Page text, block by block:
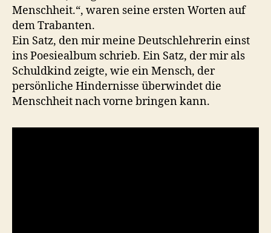
Menschheit.“, waren seine ersten Worten auf
dem Trabanten.
Ein Satz, den mir meine Deutschlehrerin einst
ins Poesiealbum schrieb. Ein Satz, der mir als
Schuldkind zeigte, wie ein Mensch, der
persönliche Hindernisse überwindet die
Menschheit nach vorne bringen kann.